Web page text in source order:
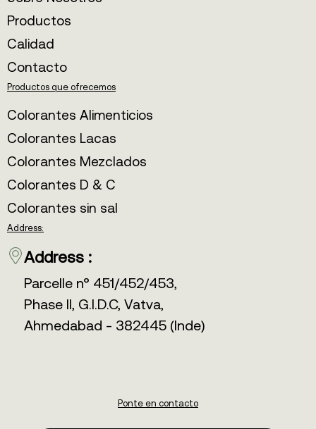
Productos
Calidad
Contacto
Productos que ofrecemos
Colorantes Alimenticios
Colorantes Lacas
Colorantes Mezclados
Colorantes D & C
Colorantes sin sal
Address:
Address :
Parcelle n° 451/452/453,
Phase II, G.I.D.C, Vatva,
Ahmedabad - 382445 (Inde)
Ponte en contacto